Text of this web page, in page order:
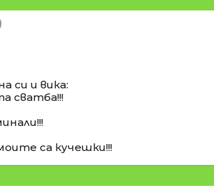
си и вика:
сватба!!!
са кучешки!!!